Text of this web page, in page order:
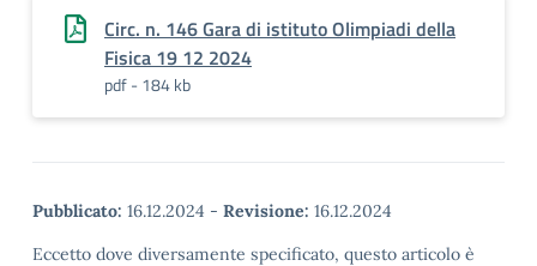
Circ. n. 146 Gara di istituto Olimpiadi della
Fisica 19 12 2024
pdf - 184 kb
Pubblicato: 16.12.2024 - Revisione: 16.12.2024
Eccetto dove diversamente specificato, questo articolo è